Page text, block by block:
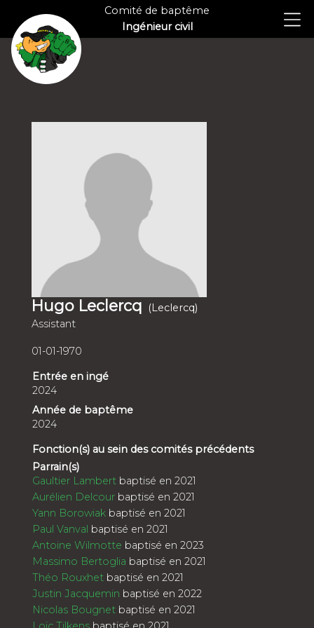
Comité de baptême
Ingénieur civil
Hugo Leclercq
(Leclercq)
Assistant
01-01-1970
Entrée en ingé
2024
Année de baptême
2024
Fonction(s) au sein des comités précédents
Parrain(s)
Gaultier Lambert baptisé en 2021
Aurélien Delcour baptisé en 2021
Yann Borowiak baptisé en 2021
Paul Vanval baptisé en 2021
Antoine Wilmotte baptisé en 2023
Massimo Bertoglia baptisé en 2021
Théo Rouxhet baptisé en 2021
Justin Jacquemin baptisé en 2022
Nicolas Bougnet baptisé en 2021